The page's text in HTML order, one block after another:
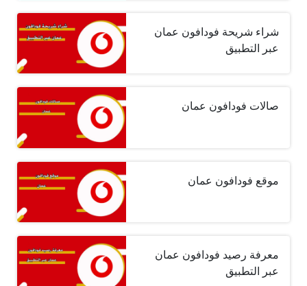
شراء شريحة فودافون عمان
عبر التطبيق
صالات فودافون عمان
موقع فودافون عمان
معرفة رصيد فودافون عمان
عبر التطبيق